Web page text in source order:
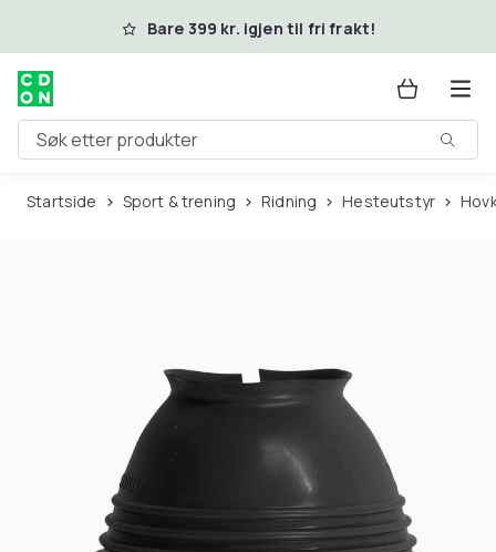
Hopp til hovedinnholdBare 399 kr. igjen til fri frakt!
Søk etter produkter
Startside Sport & trening Ridning Hesteutstyr